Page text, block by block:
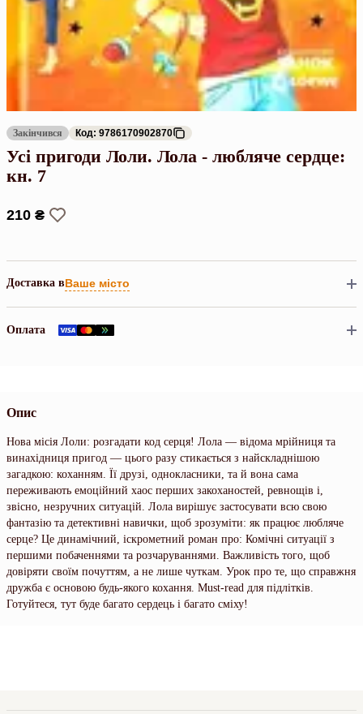
Закінчився Код: 9786170902870
Усі пригоди Лоли. Лола - любляче сердце:
кн. 7
210 ₴
Доставка вВаше місто
Оплата
Опис
Нова місія Лоли: розгадати код серця! Лола — відома мрійниця та
винахідниця пригод — цього разу стикається з найскладнішою
загадкою: коханням. Її друзі, однокласники, та й вона сама
переживають емоційний хаос перших закоханостей, ревнощів і,
звісно, незручних ситуацій. Лола вирішує застосувати всю свою
фантазію та детективні навички, щоб зрозуміти: як працює любляче
серце? Це динамічний, іскрометний роман про: Комічні ситуації з
першими побаченнями та розчаруваннями. Важливість того, щоб
довіряти своїм почуттям, а не лише чуткам. Урок про те, що справжня
дружба є основою будь-якого кохання. Must-read для підлітків.
Готуйтеся, тут буде багато сердець і багато сміху!